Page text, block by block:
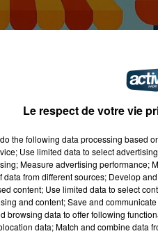
Le respect de votre vie
do the following data processing based
Use limited data to select
Measure advertising performance;
data from different sources; Develop
content; Use limited data to select
and content; Save and
browsing data to offer following
data; Match and combine data